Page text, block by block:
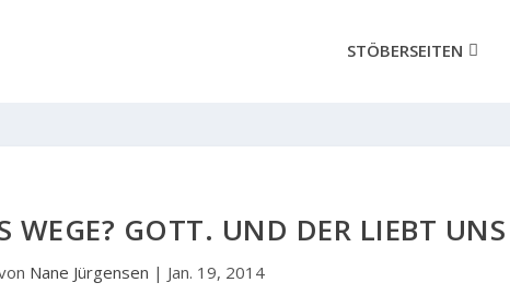
STÖBERSEITEN
WEGE? GOTT. UND DER LIEBT UNS
Nane Jürgensen | Jan. 19, 2014